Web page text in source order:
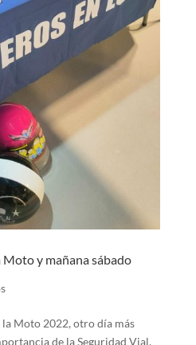
y mañana sábado
la Moto 2022, otro día más
de la Seguridad Vial.